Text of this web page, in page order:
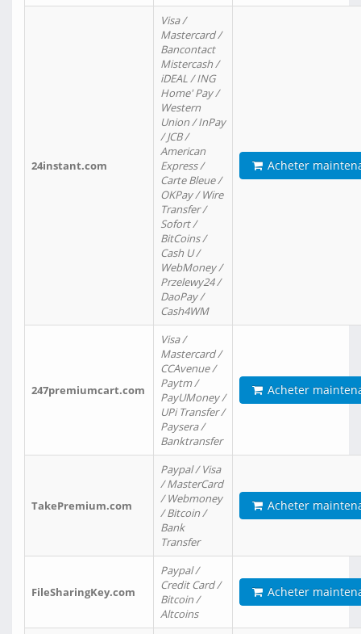
24instant.com
Visa /
Mastercard /
Bancontact
Mistercash /
iDEAL / ING
Home' Pay /
Western
Union / InPay
/ JCB /
American
Express /
Carte Bleue /
OKPay / Wire
Transfer /
Sofort /
BitCoins /
Cash U /
WebMoney /
Przelewy24 /
DaoPay /
Cash4WM
Acheter
247premiumcart.com
Visa /
Mastercard /
CCAvenue /
Paytm /
PayUMoney /
UPi Transfer /
Paysera /
Banktransfer
Acheter
TakePremium.com
Paypal / Visa
/ MasterCard
/ Webmoney
/ Bitcoin /
Bank
Transfer
Acheter
FileSharingKey.com
Paypal /
Credit Card /
Bitcoin /
Altcoins
Acheter